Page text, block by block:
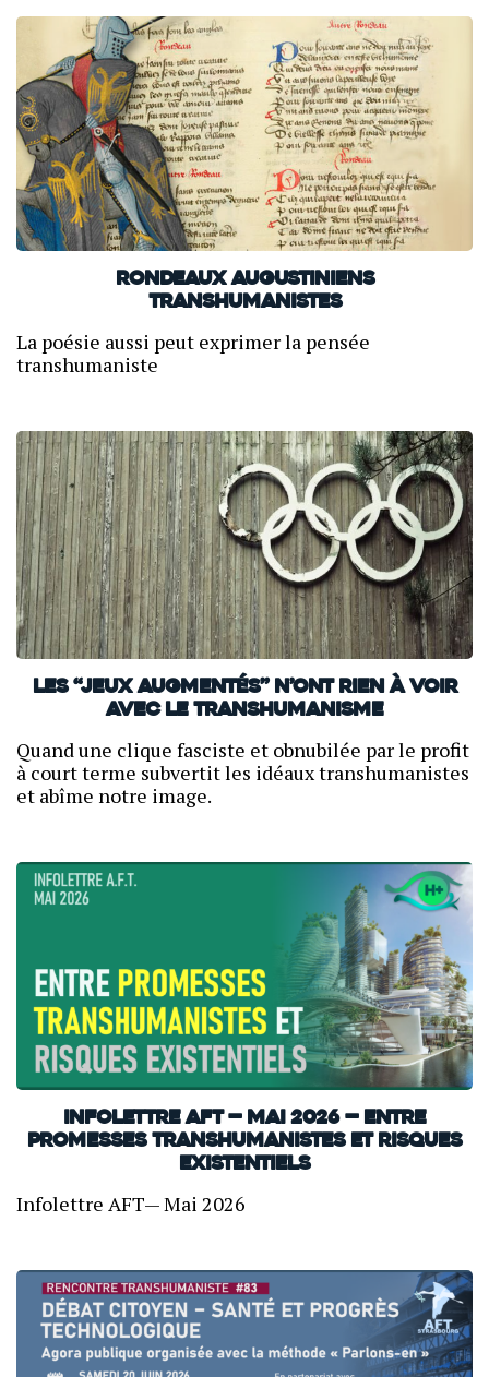
Rondeaux augustiniens
transhumanistes
La poésie aussi peut exprimer la pensée
transhumaniste
Les “Jeux Augmentés” n’ont rien à voir
avec le transhumanisme
Quand une clique fasciste et obnubilée par le profit
à court terme subvertit les idéaux transhumanistes
et abîme notre image.
INFOLETTRE AFT — Mai 2026 — Entre
promesses transhumanistes et risques
existentiels
Infolettre AFT— Mai 2026